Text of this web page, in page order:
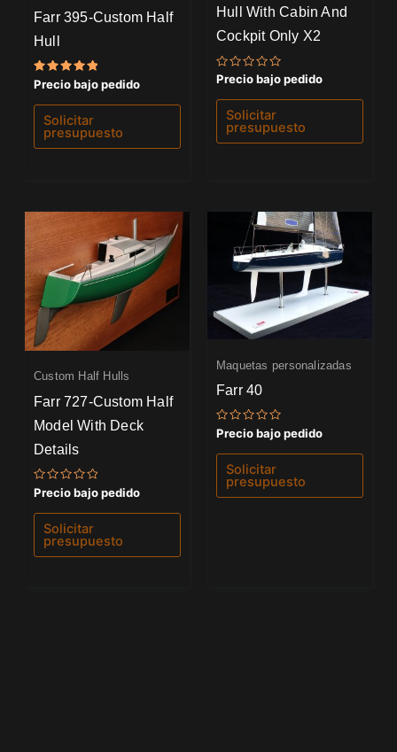
Farr 395-Custom Half
Hull
Valorado
5.00
de 5
Precio bajo pedido
Solicitar
presupuesto
Hull With Cabin And
Cockpit Only X2
Valorado
0
de
Precio bajo pedido
Solicitar
presupuesto
Custom Half Hulls
Farr 727-Custom Half
Model With Deck
Details
Valorado
con
0
de
Precio bajo pedido
Solicitar
presupuesto
Maquetas personalizadas
Farr 40
Valorado
0
de
Precio bajo pedido
Solicitar
presupuesto